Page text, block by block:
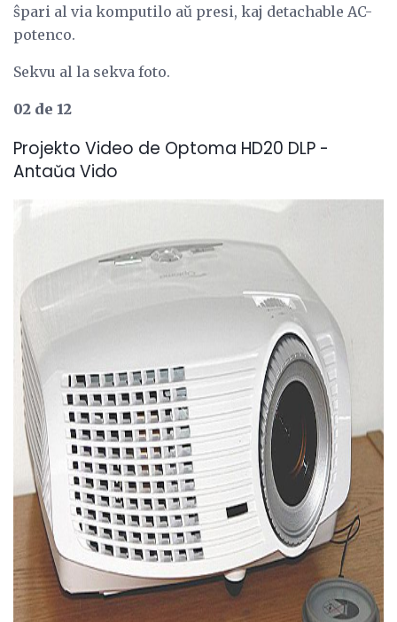
ŝpari al via komputilo aŭ presi, kaj detachable AC-
potenco.
Sekvu al la sekva foto.
02 de 12
Projekto Video de Optoma HD20 DLP -
Antaŭa Vido
ad